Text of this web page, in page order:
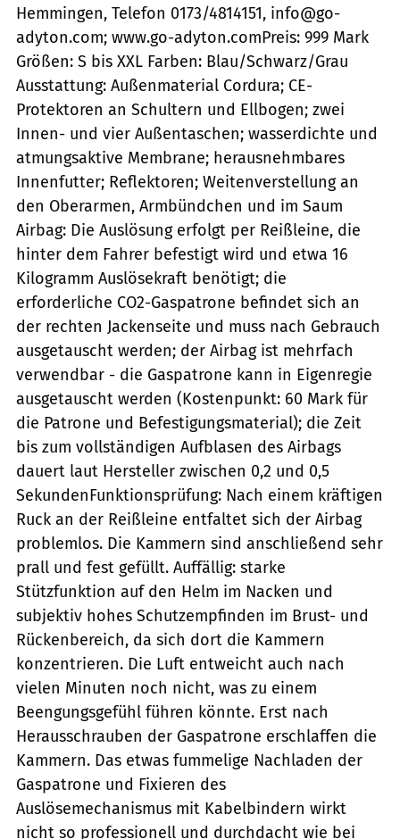
Hemmingen, Telefon 0173/4814151, info@go-
adyton.com; www.go-adyton.comPreis: 999 Mark
Größen: S bis XXL Farben: Blau/Schwarz/Grau
Ausstattung: Außenmaterial Cordura; CE-
Protektoren an Schultern und Ellbogen; zwei
Innen- und vier Außentaschen; wasserdichte und
atmungsaktive Membrane; herausnehmbares
Innenfutter; Reflektoren; Weitenverstellung an
den Oberarmen, Armbündchen und im Saum
Airbag: Die Auslösung erfolgt per Reißleine, die
hinter dem Fahrer befestigt wird und etwa 16
Kilogramm Auslösekraft benötigt; die
erforderliche CO2-Gaspatrone befindet sich an
der rechten Jackenseite und muss nach Gebrauch
ausgetauscht werden; der Airbag ist mehrfach
verwendbar - die Gaspatrone kann in Eigenregie
ausgetauscht werden (Kostenpunkt: 60 Mark für
die Patrone und Befestigungsmaterial); die Zeit
bis zum vollständigen Aufblasen des Airbags
dauert laut Hersteller zwischen 0,2 und 0,5
SekundenFunktionsprüfung: Nach einem kräftigen
Ruck an der Reißleine entfaltet sich der Airbag
problemlos. Die Kammern sind anschließend sehr
prall und fest gefüllt. Auffällig: starke
Stützfunktion auf den Helm im Nacken und
subjektiv hohes Schutzempfinden im Brust- und
Rückenbereich, da sich dort die Kammern
konzentrieren. Die Luft entweicht auch nach
vielen Minuten noch nicht, was zu einem
Beengungsgefühl führen könnte. Erst nach
Herausschrauben der Gaspatrone erschlaffen die
Kammern. Das etwas fummelige Nachladen der
Gaspatrone und Fixieren des
Auslösemechanismus mit Kabelbindern wirkt
nicht so professionell und durchdacht wie bei